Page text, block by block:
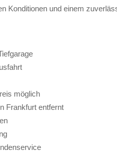
Konditionen und einem
möglich
Frankfurt entfernt